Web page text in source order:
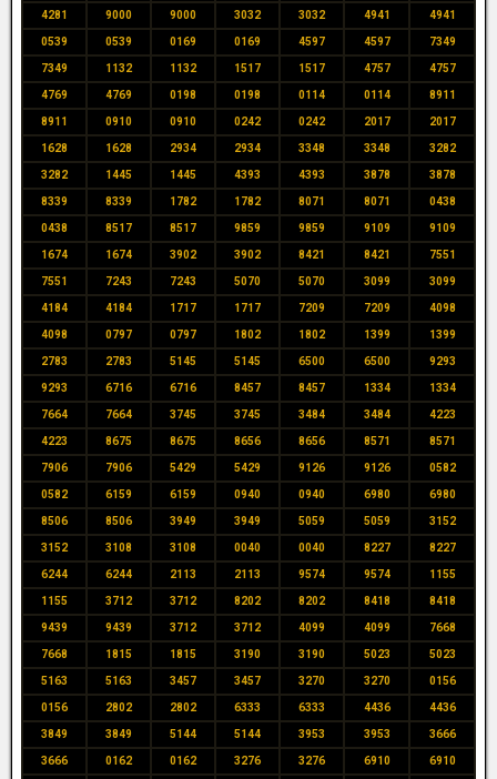
4281 9000 9000 3032 3032 4941 4941
0539 0539 0169 0169 4597 4597 7349
7349 1132 1132 1517 1517 4757 4757
4769 4769 0198 0198 0114 0114 8911
8911 0910 0910 0242 0242 2017 2017
1628 1628 2934 2934 3348 3348 3282
3282 1445 1445 4393 4393 3878 3878
8339 8339 1782 1782 8071 8071 0438
0438 8517 8517 9859 9859 9109 9109
1674 1674 3902 3902 8421 8421 7551
7551 7243 7243 5070 5070 3099 3099
4184 4184 1717 1717 7209 7209 4098
4098 0797 0797 1802 1802 1399 1399
2783 2783 5145 5145 6500 6500 9293
9293 6716 6716 8457 8457 1334 1334
7664 7664 3745 3745 3484 3484 4223
4223 8675 8675 8656 8656 8571 8571
7906 7906 5429 5429 9126 9126 0582
0582 6159 6159 0940 0940 6980 6980
8506 8506 3949 3949 5059 5059 3152
3152 3108 3108 0040 0040 8227 8227
6244 6244 2113 2113 9574 9574 1155
1155 3712 3712 8202 8202 8418 8418
9439 9439 3712 3712 4099 4099 7668
7668 1815 1815 3190 3190 5023 5023
5163 5163 3457 3457 3270 3270 0156
0156 2802 2802 6333 6333 4436 4436
3849 3849 5144 5144 3953 3953 3666
3666 0162 0162 3276 3276 6910 6910